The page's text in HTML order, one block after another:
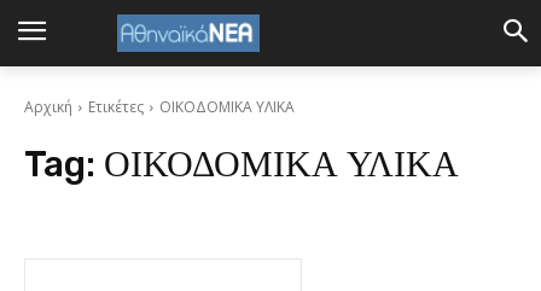
Αρχική Ετικέτες ΟΙΚΟΔΟΜΙΚΑ ΥΛΙΚΑ
Tag: ΟΙΚΟΔΟΜΙΚΑ ΥΛΙΚΑ